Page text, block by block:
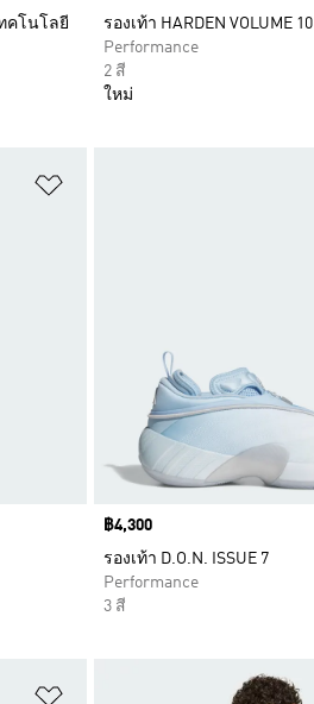
ทคโนโลยี
รองเท้า HARDEN VOLUME 10
Performance
2 สี
ใหม่
Price
฿4,300
รองเท้า D.O.N. ISSUE 7
Performance
3 สี
เพิ่มไปยังรายการสินค้าโปรด